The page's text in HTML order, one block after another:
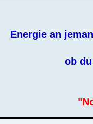
Energie an
ob